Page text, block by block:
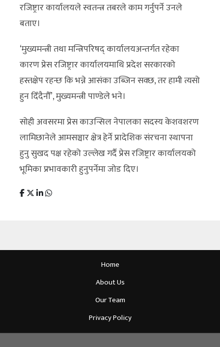
रजिष्ट्रार कार्यालयले स्वतन्त्र तबरले काम गर्नुपर्ने उनले
बताए।
‘मुख्यमन्त्री तथा मन्त्रिपरिषद् कार्यालयअन्तर्गत रहेका
कारण प्रेस रजिष्ट्रार कार्यालयमाथि प्रदेश सरकारको
हस्तक्षेप रहन्छ कि भन्ने आसंका उब्जिन सक्छ, तर हामी त्यसो
हुन दिँदैनौँ’, मुख्यमन्त्री पाण्डेले भने।
सोही अवसरमा प्रेस काउन्सिल नेपालका सदस्य केशवशरण
लामिछानेले आमसञ्चार क्षेत्र हेर्ने प्रादेशिक संरचना स्थापना
हुनु सुखद पक्ष रहेको उल्लेख गर्दै प्रेस रजिष्ट्रार कार्यालयको
भूमिका प्रभावकारी हुनुपर्नेमा जोड दिए।
Home
About Us
Our Team
Privacy Policy